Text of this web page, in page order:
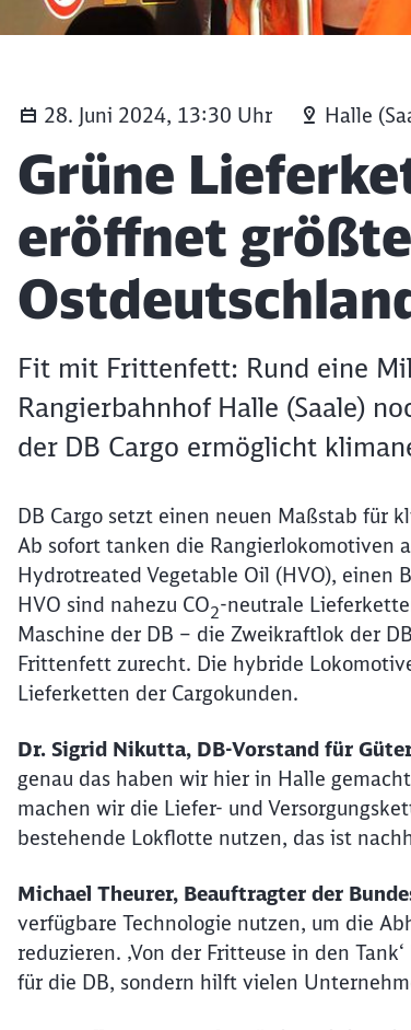
28. Juni 2024, 13:30 Uhr Halle
Artikel:
Grüne
eröffnet
Fit mit Frittenfett: Rund eine
Rangierbahnhof Halle (Saale)
der DB Cargo ermöglicht
DB Cargo setzt einen neuen Maßstab für
Ab sofort tanken die Rangierlokomotiven
Hydrotreated Vegetable Oil (HVO), einen
HVO sind nahezu CO2-neutrale
Maschine der DB – die Zweikraftlok der
Frittenfett zurecht. Die hybride
Lieferketten der Cargokunden.
Dr. Sigrid Nikutta, DB-Vorstand für
genau das haben wir hier in Halle
machen wir die Liefer- und
bestehende Lokflotte nutzen, das ist
Michael Theurer, Beauftragter der
verfügbare Technologie nutzen, um die
reduzieren. ‚Von der Fritteuse in den
für die DB, sondern hilft vielen